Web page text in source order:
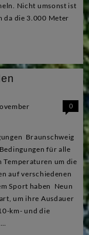
Nicht umsonst ist
da die 3.000 Meter
0
Braunschweig
für alle
um die
auf verschiedenen
Sport haben Neun
um ihre Ausdauer
km- und die